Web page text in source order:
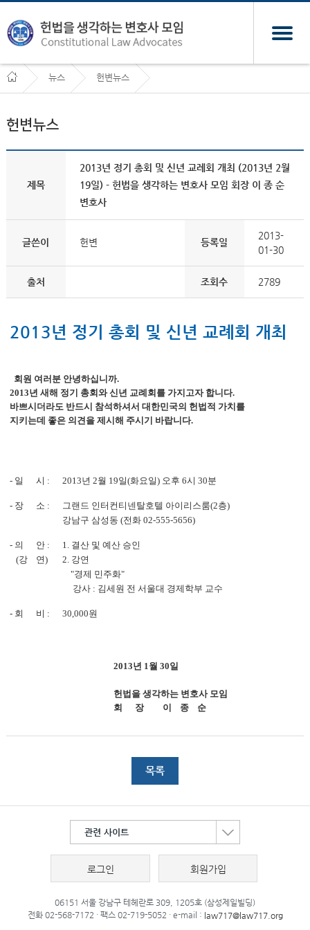
뉴스 헌변뉴스
헌변뉴스
제목
2013년 정기 총회 및 신년 교례회 개최 (2013년 2월
19일) - 헌법을 생각하는 변호사 모임 회장 이 종 순
변호사
글쓴이 헌변 등록일
2013-
01-30
출처 조회수 2789
2013년 정기 총회 및 신년 교례회 개최
회원 여러분 안녕하십니까.
2013년 새해 정기 총회와 신년 교례회를 가지고자 합니다.
바쁘시더라도 반드시 참석하셔서 대한민국의 헌법적 가치를
지키는데 좋은 의견을 제시해 주시기 바랍니다.
- 일 시 : 2013년 2월 19일(화요일) 오후 6시 30분
- 장 소 :
그랜드 인터컨티넨탈호텔 아이리스룸(2층)
강남구 삼성동 (전화 02-555-5656)
- 의 안 :
(강 연)
1. 결산 및 예산 승인
2. 강연
"경제 민주화"
강사 : 김세원 전 서울대 경제학부 교수
- 회 비 : 30,000원
2013년 1월 30일
헌법을 생각하는 변호사 모임
회 장 이 종 순
목록
관련 사이트
로그인 회원가입
06151 서울 강남구 테헤란로 309, 1205호 (삼성제일빌딩)
전화 02-568-7172 · 팩스 02-719-5052 · e-mail : law717@law717.org